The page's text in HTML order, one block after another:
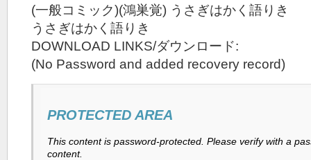
(一般コミック)(鴻巣覚) うさぎはかく語りき
うさぎはかく語りき
DOWNLOAD LINKS/ダウンロード:
(No Password and added recovery record)
PROTECTED AREA
This content is password-protected. Please verify with a
content.